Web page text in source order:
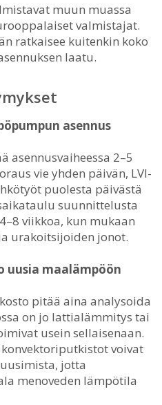
muun muassa
valmistajat.
ratkaisee kuitenkin koko
laatu.
asennus
asennusvaiheessa 2–5
vie yhden päivän, LVI-
puolesta päivästä
suunnittelusta
viikkoa, kun mukaan
urakoitsijoiden jonot.
uusia maalämpöön
pitää aina analysoida
on jo lattialämmitys tai
usein sellaisenaan.
voivat
jotta
menoveden lämpötila